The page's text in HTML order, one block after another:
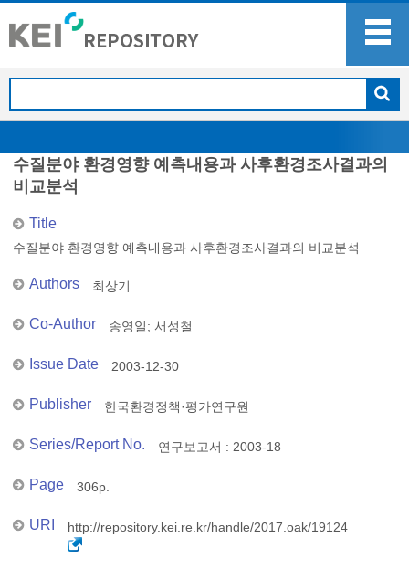
수질분야 환경영향 예측내용과 사후환경조사결과의
비교분석
Title
수질분야 환경영향 예측내용과 사후환경조사결과의 비교분석
Authors 최상기
Co-Author 송영일; 서성철
Issue Date 2003-12-30
Publisher 한국환경정책·평가연구원
Series/Report No. 연구보고서 : 2003-18
Page 306p.
URI http://repository.kei.re.kr/handle/2017.oak/19124